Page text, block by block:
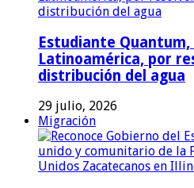
Estudiante
Latinoamérica, por
distribución del agua
29 julio, 2026
Migración